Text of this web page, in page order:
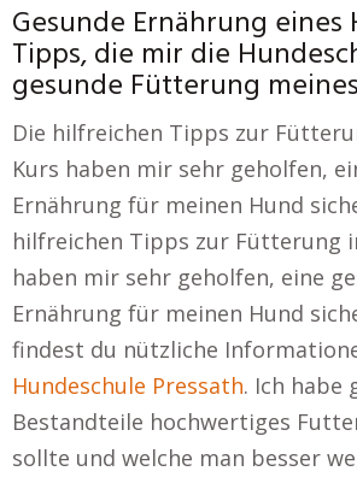
Gesunde Ernährung eines
Tipps, die mir die
gesunde Fütterung
Die hilfreichen Tipps zur
Kurs haben mir sehr geholfen,
Ernährung für meinen Hund
hilfreichen Tipps zur Fütterung
haben mir sehr geholfen, eine
Ernährung für meinen Hund
findest du nützliche
Hundeschule Pressath. Ich habe
Bestandteile hochwertiges
sollte und welche man besser